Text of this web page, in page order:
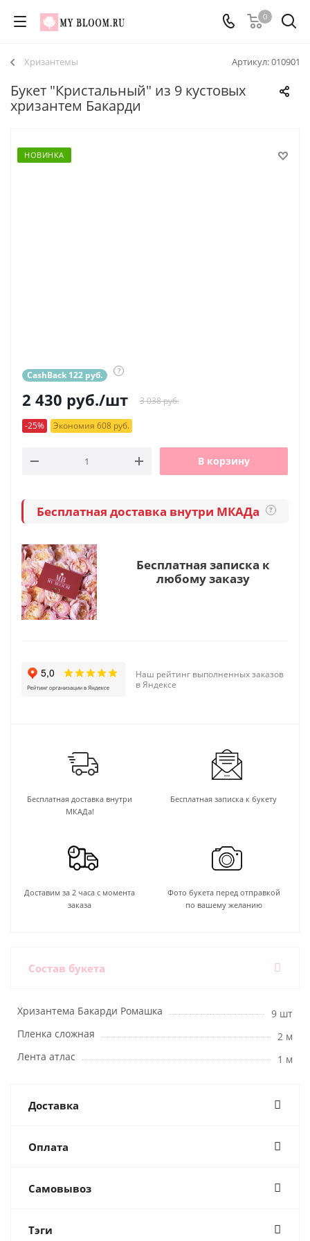
0
Артикул:010901
Хризантемы
Букет "Кристальный" из 9 кустовых
хризантем Бакарди
НОВИНКА
CashBack 122 руб. ?
2 430 руб./шт 3 038 руб.
-25% Экономия 608 руб.
В корзину
Бесплатная доставка внутри МКАДа ?
Бесплатная записка к
любому заказу
Наш рейтинг выполненных заказов
в Яндексе
Бесплатная доставка внутри
МКАДа!
Бесплатная записка к букету
Доставим за 2 часа с момента
заказа
Фото букета перед отправкой
по вашему желанию
Состав букета
Хризантема Бакарди Ромашка
9 шт
Пленка сложная
2 м
Лента атлас
1 м
Доставка
Оплата
Самовывоз
Тэги